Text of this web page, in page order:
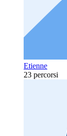
Etienne
23 percorsi